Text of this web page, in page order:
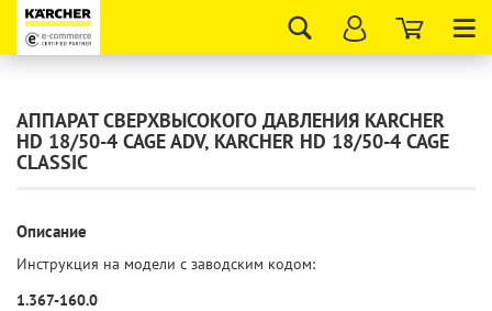
АППАРАТ СВЕРХВЫСОКОГО ДАВЛЕНИЯ KARCHER
HD 18/50-4 CAGE ADV, KARCHER HD 18/50-4 CAGE
CLASSIC
Описание
Инструкция на модели с заводским кодом:
1.367-160.0